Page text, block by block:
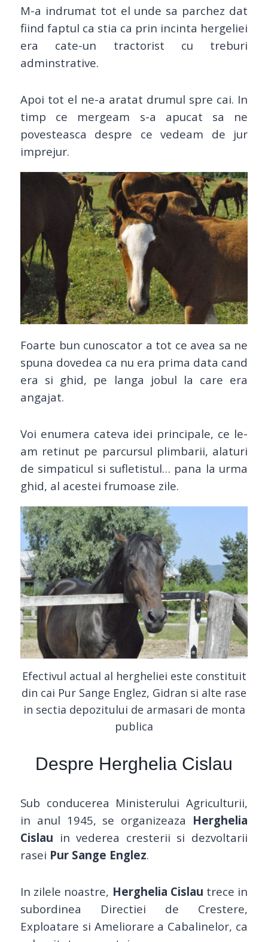
M-a indrumat tot el unde sa parchez dat
fiind faptul ca stia ca prin incinta hergeliei
era cate-un tractorist cu treburi
adminstrative.
Apoi tot el ne-a aratat drumul spre cai. In
timp ce mergeam s-a apucat sa ne
povesteasca despre ce vedeam de jur
imprejur.
Foarte bun cunoscator a tot ce avea sa ne
spuna dovedea ca nu era prima data cand
era si ghid, pe langa jobul la care era
angajat.
Voi enumera cateva idei principale, ce le-
am retinut pe parcursul plimbarii, alaturi
de simpaticul si sufletistul… pana la urma
ghid, al acestei frumoase zile.
Efectivul actual al hergheliei este constituit
din cai Pur Sange Englez, Gidran si alte rase
in sectia depozitului de armasari de monta
publica
Despre Herghelia Cislau
Sub conducerea Ministerului Agriculturii,
in anul 1945, se organizeaza Herghelia
Cislau in vederea cresterii si dezvoltarii
rasei Pur Sange Englez.
In zilele noastre, Herghelia Cislau trece in
subordinea Directiei de Crestere,
Exploatare si Ameliorare a Cabalinelor, ca